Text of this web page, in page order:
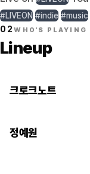
#LIVEON #indie #music
02WHO'S PLAYING
Lineup
크로크노트
정예원